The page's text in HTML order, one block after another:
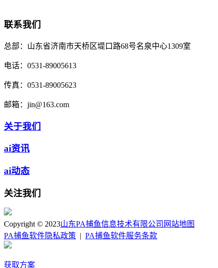
联系我们
总部： 山东省济南市天桥区堤口路68号名泉中心1309室
电话： 0531-89005613
传真： 0531-89005623
邮箱： jin@163.com
关于我们
ai资讯
ai动态
关注我们
Copyright © 2023山东PA捕鱼信息技术有限公司 网站地图
PA捕鱼软件隐私政策
PA捕鱼软件服务条款
获取方案